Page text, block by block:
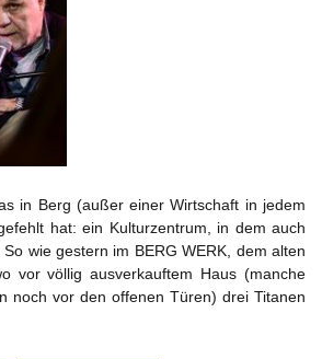
in Berg (außer einer Wirtschaft in jedem
hat: ein Kulturzentrum, in dem auch
wie gestern im BERG WERK, dem alten
vor völlig ausverkauftem Haus (manche
noch vor den offenen Türen) drei Titanen